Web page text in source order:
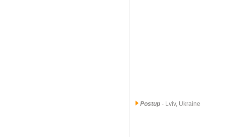
Postup - Lviv, Ukraine